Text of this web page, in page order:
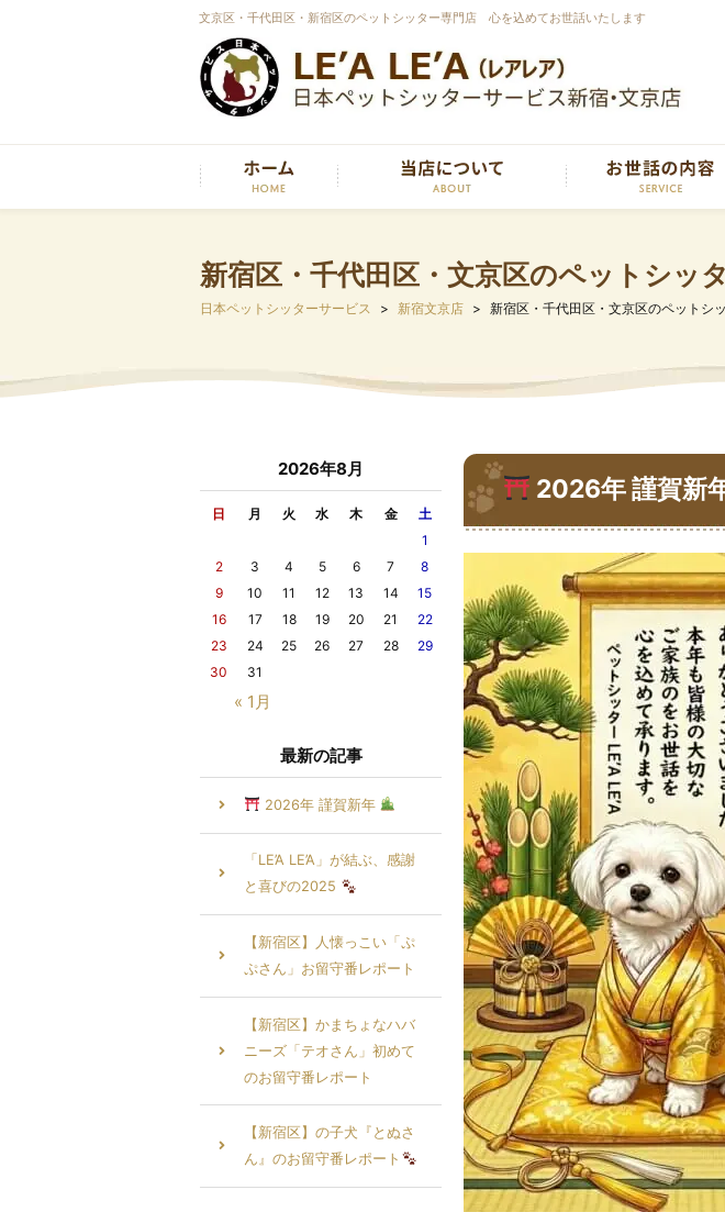
文京区・千代田区・新宿区のペットシッター専門店 心を込めてお世話いたします
新宿区・千代田区・文京区のペットシッ
日本ペットシッターサービス 新宿文京店 新宿区・千代田区・文京区のペットシッ
2026年 謹賀新
2026年8月
日 月 火 水 木 金 土
« 1月
1
2
3 4 5 6 7
8
9
10 11 12 13 14
15
16
17 18 19 20 21
22
23
24 25 26 27 28
29
30
31
最新の記事
2026年 謹賀新年
「LE’A LE’A」が結ぶ、感謝
と喜びの2025
【新宿区】人懐っこい「ぷ
ぷさん」お留守番レポート
【新宿区】かまちょなハバ
ニーズ「テオさん」初めて
のお留守番レポート
【新宿区】の子犬『とぬさ
ん』のお留守番レポート